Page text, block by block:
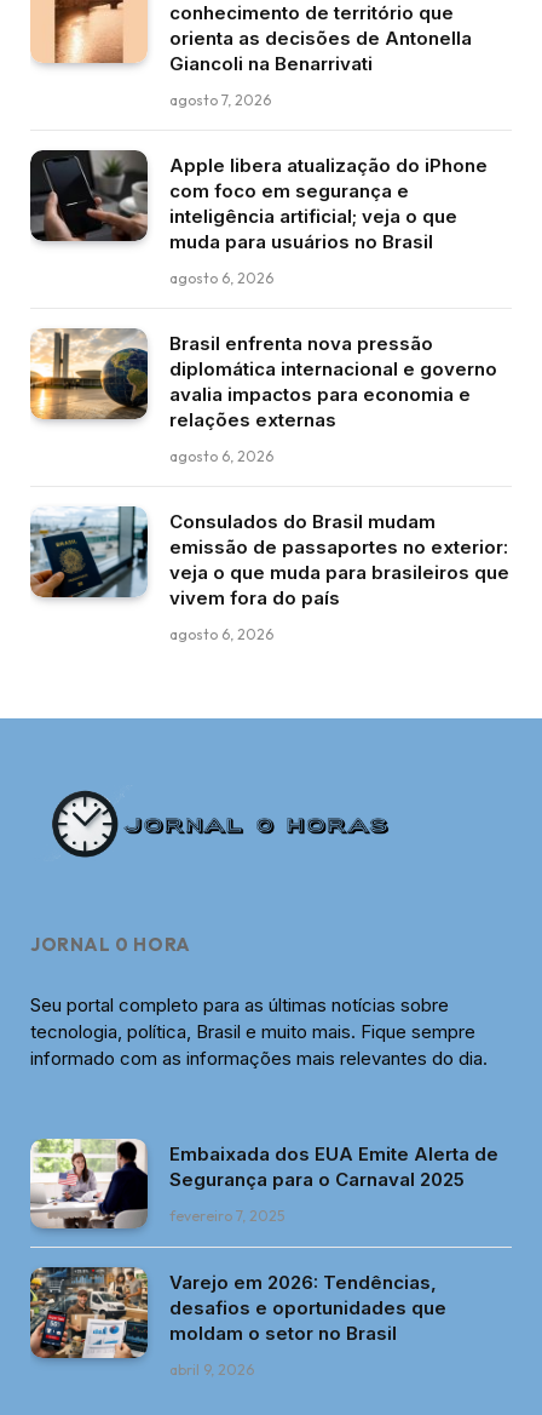
conhecimento de território que
orienta as decisões de Antonella
Giancoli na Benarrivati
agosto 7, 2026
Apple libera atualização do iPhone
com foco em segurança e
inteligência artificial; veja o que
muda para usuários no Brasil
agosto 6, 2026
Brasil enfrenta nova pressão
diplomática internacional e governo
avalia impactos para economia e
relações externas
agosto 6, 2026
Consulados do Brasil mudam
emissão de passaportes no exterior:
veja o que muda para brasileiros que
vivem fora do país
agosto 6, 2026
JORNAL 0 HORA
Seu portal completo para as últimas notícias sobre
tecnologia, política, Brasil e muito mais. Fique sempre
informado com as informações mais relevantes do dia.
Embaixada dos EUA Emite Alerta de
Segurança para o Carnaval 2025
fevereiro 7, 2025
Varejo em 2026: Tendências,
desafios e oportunidades que
moldam o setor no Brasil
abril 9, 2026